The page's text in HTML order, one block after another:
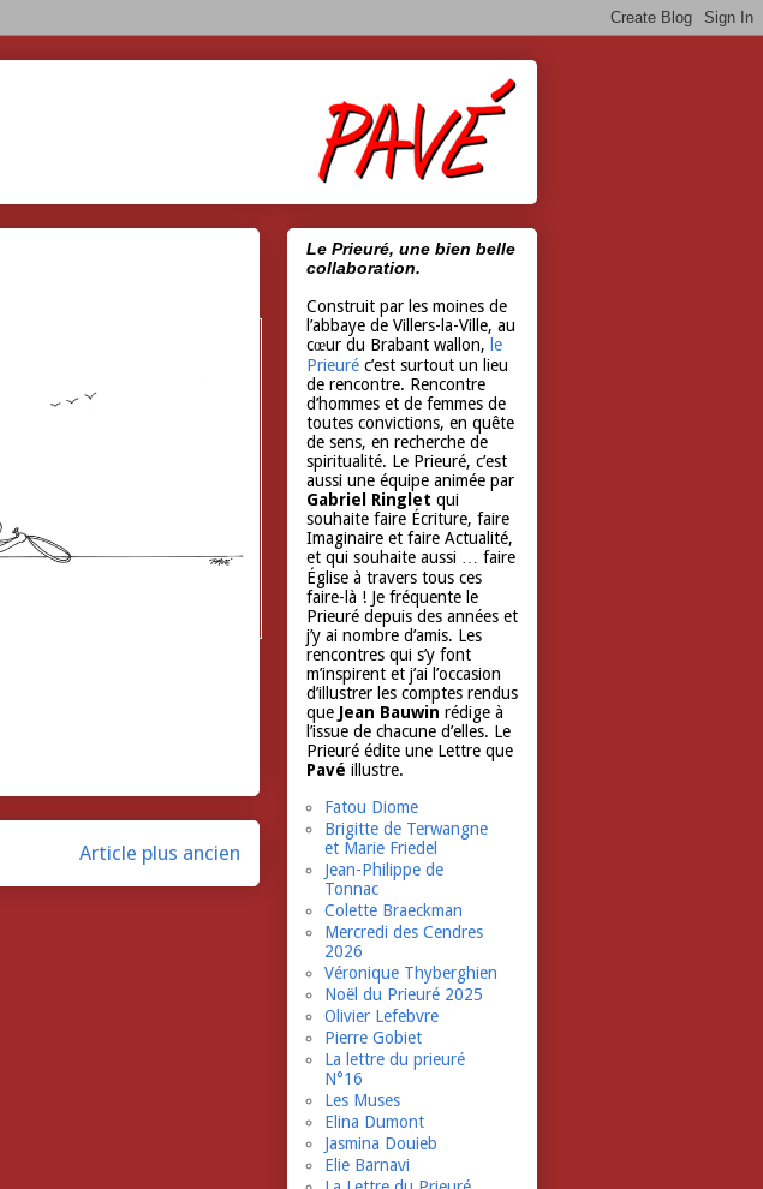
Article plus ancien
Le Prieuré, une bien belle
collaboration.
Construit par les moines de
l’abbaye de Villers-la-Ville, au
cœur du Brabant wallon, le
Prieuré c’est surtout un lieu
de rencontre. Rencontre
d’hommes et de femmes de
toutes convictions, en quête
de sens, en recherche de
spiritualité. Le Prieuré, c’est
aussi une équipe animée par
Gabriel Ringlet qui
souhaite faire Écriture, faire
Imaginaire et faire Actualité,
et qui souhaite aussi … faire
Église à travers tous ces
faire-là ! Je fréquente le
Prieuré depuis des années et
j’y ai nombre d’amis. Les
rencontres qui s’y font
m’inspirent et j’ai l’occasion
d’illustrer les comptes rendus
que Jean Bauwin rédige à
l’issue de chacune d’elles. Le
Prieuré édite une Lettre que
Pavé illustre.
Fatou Diome
Brigitte de Terwangne
et Marie Friedel
Jean-Philippe de
Tonnac
Colette Braeckman
Mercredi des Cendres
2026
Véronique Thyberghien
Noël du Prieuré 2025
Olivier Lefebvre
Pierre Gobiet
La lettre du prieuré
N°16
Les Muses
Elina Dumont
Jasmina Douieb
Elie Barnavi